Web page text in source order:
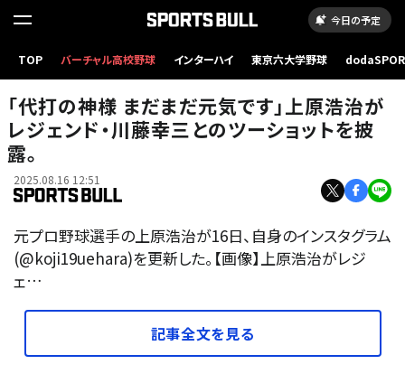
今日の予定
TOP バーチャル高校野球 インターハイ 東京六大学野球
「代打の神様 まだまだ元気です」上原浩治が
レジェンド・川藤幸三とのツーショットを披
露。
2025.08.16 12:51
元プロ野球選手の上原浩治が16日、自身のインスタグラム
(@koji19uehara)を更新した。【画像】上原浩治がレジ
ェ…
記事全文を見る